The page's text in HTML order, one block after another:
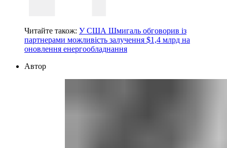
Читайте також: У США Шмигаль обговорив із
партнерами можливість залучення $1,4 млрд на
оновлення енергообладнання
Автор